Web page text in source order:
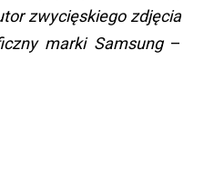
zwycięskiego zdjęcia
marki Samsung–